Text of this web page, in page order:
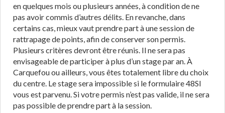
en quelques mois ou plusieurs années, à condition de ne
pas avoir commis d’autres délits. En revanche, dans
certains cas, mieux vaut prendre part à une session de
rattrapage de points, afin de conserver son permis.
Plusieurs critères devront être réunis. Il ne sera pas
envisageable de participer à plus d’un stage par an. À
Carquefou ou ailleurs, vous êtes totalement libre du choix
du centre. Le stage sera impossible si le formulaire 48SI
vous est parvenu. Si votre permis n’est pas valide, il ne sera
pas possible de prendre part à la session.